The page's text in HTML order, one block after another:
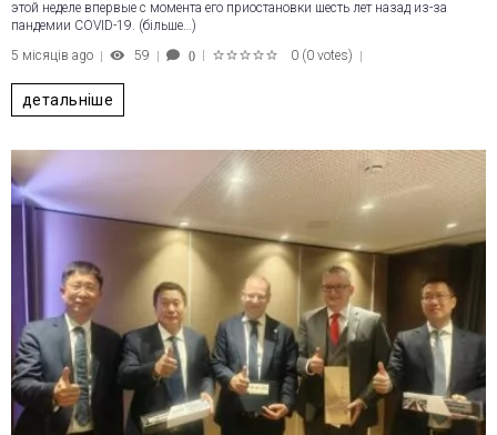
этой неделе впервые с момента его приостановки шесть лет назад из-за
пандемии COVID-19. (більше…)
5 місяців ago
59 0 0 (0 votes)
детальніше